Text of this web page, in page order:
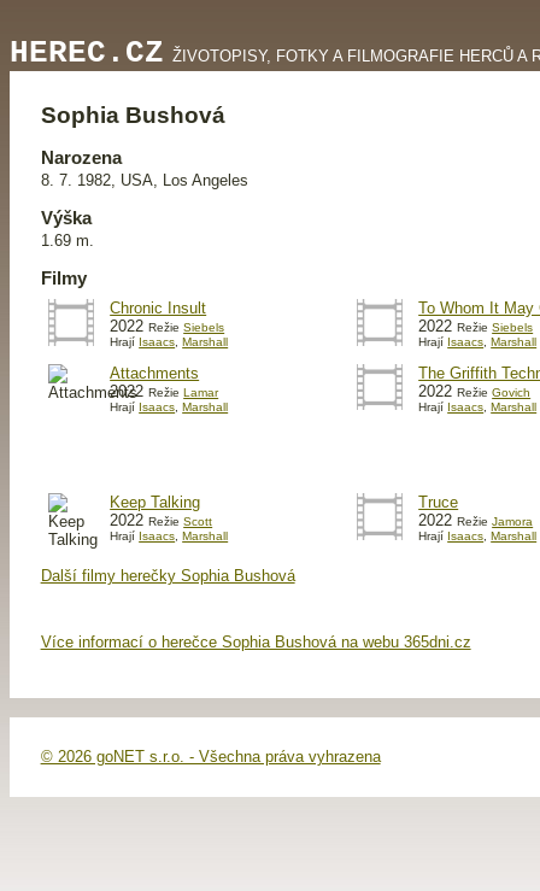
HEREC.CZ ŽIVOTOPISY, FOTKY A FILMOGRAFIE HERCŮ A
Sophia Bushová
Narozena
8. 7. 1982, USA, Los Angeles
Výška
1.69 m.
Filmy
Chronic Insult
2022RežieSiebels
Hrají Isaacs ,Marshall
To Whom It May
2022RežieSiebels
Hrají Isaacs ,Marshall
Attachments
2022RežieLamar
Hrají Isaacs ,Marshall
The Griffith
2022RežieGovich
Hrají Isaacs ,Marshall
Keep Talking
2022RežieScott
Hrají
Isaacs, Marshall
Truce
2022RežieJamora
Hrají
Isaacs, Marshall
Další filmy herečky Sophia Bushová
Více informací o herečce Sophia Bushová na webu 365dni.cz
© 2026 goNET s.r.o. - Všechna práva vyhrazena